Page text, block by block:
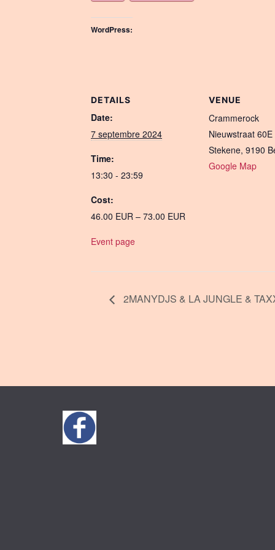
WordPress:
DETAILS
Date:
7 septembre 2024
Time:
13:30 - 23:59
Cost:
46.00 EUR – 73.00 EUR
Event page
VENUE
Crammerock
Nieuwstraat 60E
Stekene, 9190
Google Map
2MANYDJS & LA JUNGLE &